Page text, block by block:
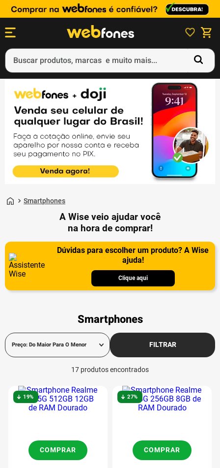
Buscar produtos, marcas e muito mais...
Smartphones
A Wise veio ajudar você
na hora de comprar!
Dúvidas para escolher um produto? A Wise
ajuda!
Clique aqui
Smartphones
Preço: Do Maior Para O Menor FILTRAR
17 produtos
19%
COMPRAR
27%
COMPRAR
Termos mais buscados
1 º
ps5
2º
gift card
3º
ps4
4º
smartphone
notebook